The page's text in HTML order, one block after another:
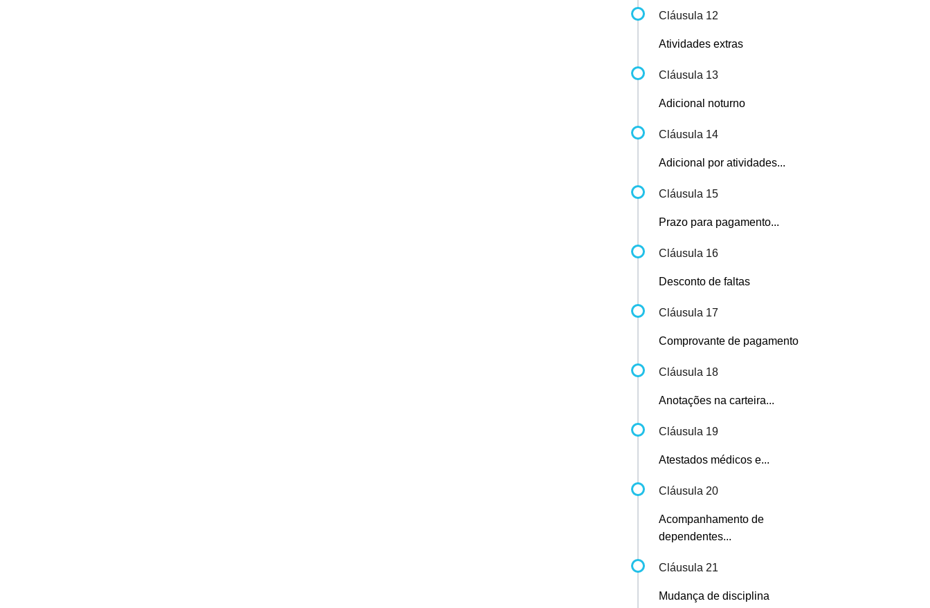
Cláusula 12
Atividades extras
Cláusula 13
Adicional noturno
Cláusula 14
Adicional por atividades...
Cláusula 15
Prazo para pagamento...
Cláusula 16
Desconto de faltas
Cláusula 17
Comprovante de pagamento
Cláusula 18
Anotações na carteira...
Cláusula 19
Atestados médicos e...
Cláusula 20
Acompanhamento de
dependentes...
Cláusula 21
Mudança de disciplina